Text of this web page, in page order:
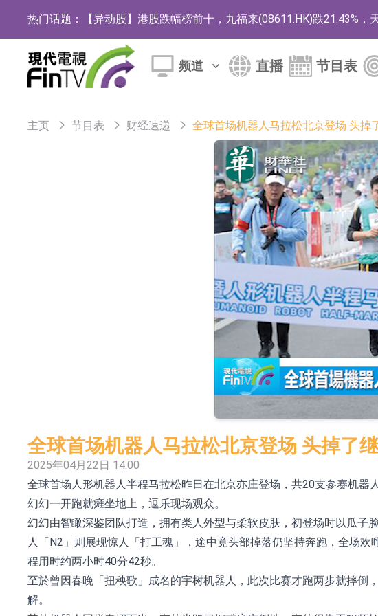
热门话题： 【异动股】港股涨幅榜前十，佳明集团控股(01271.HK)涨
斯迪克：公司为国内折叠屏核心功能材料供应商
恒瑞医药：公司已在中国获批上市26款1类创新药、6款2类新
上期所：7月份对11个实际控制关系账户组采取限制开仓的
特发服务：成功中标哔哩哔哩上海滨江总部物业服务项目
亚太股份：公司是零跑汽车和Stellantis集团的供应商
理工雷科面向边缘AI场景推出"山海"系列智算模组 系列产品
【异动股】医疗研发外包板块拉升，博腾股份(300363.CN)涨
依米康：海外交付以东南亚、中东市场为主 并已取得欧美相
上交所：财通多策略福鑫定期开放灵活配置混合型发起式证
上交所：景顺长城全球半导体芯片产业股票型证券投资基金临
【异动股】港股跌幅榜前十，卡森国际(00496.HK)跌22.40%
【异动股】港股涨幅榜前十，拿森科技(02261.HK)涨
【异动股】焦炭Ⅲ板块下挫，陕西黑猫(601015.CN)跌8.38%
浙江证监局对财通证券股份有限公司采取出具警示函措施
山金国际：港股上市工作正常推进中
【异动股】港股跌幅榜前十，九福来(08611.HK)跌21.43%，
频道 直播 节目表
主页 节目表 财经速递 全球首场机器人马拉松北京登场 头掉
全球首场机器人马拉松北京登场 头掉了
2025年04月22日 14:00
全球首场人形机器人半程马拉松昨日在北京亦庄登场，共20支参赛机
幻幻一开跑就瘫坐地上，逗乐现场观众。
幻幻由智瞰深鉴团队打造，拥有类人外型与柔软皮肤，初登场时以瓜
人「N2」则展现惊人「打工魂」，途中竟头部掉落仍坚持奔跑，全场
程用时约两小时40分42秒。
至於曾因春晚「扭秧歌」成名的宇树机器人，此次比赛才跑两步就摔
解。